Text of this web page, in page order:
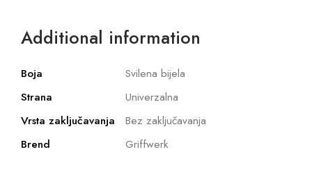
Additional information
Boja
Svilena bijela
Strana
Univerzalna
Vrsta zaključavanja
Bez zaključavanja
Brend
Griffwerk